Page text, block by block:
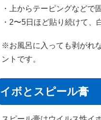
・上からテーピングなどで
・2〜5日ほど貼り続けて、
※お風呂に入っても剥がれ
ントです。
イボとスピール膏